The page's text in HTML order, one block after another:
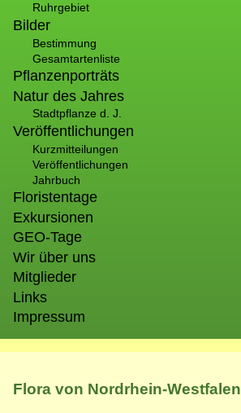
Ruhrgebiet
Bilder
Bestimmung
Gesamtartenliste
Pflanzenporträts
Natur des Jahres
Stadtpflanze d. J.
Veröffentlichungen
Kurzmitteilungen
Veröffentlichungen
Jahrbuch
Floristentage
Exkursionen
GEO-Tage
Wir über uns
Mitglieder
Links
Impressum
Flora von Nordrhein-Westfalen